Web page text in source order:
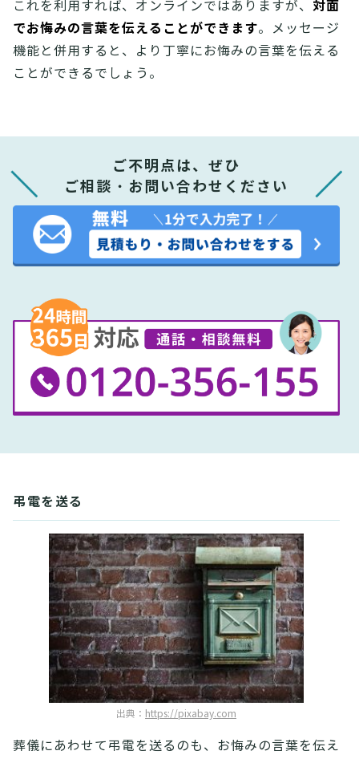
これを利用すれば、オンラインではありますが、 対面
でお悔みの言葉を伝えることができます。メッセージ
機能と併用すると、より丁寧にお悔みの言葉を伝える
ことができるでしょう。
ご不明点は、ぜひ
ご相談・お問い合わせください
弔電を送る
出典： https://pixabay.com
葬儀にあわせて弔電を送るのも、お悔みの言葉を伝え